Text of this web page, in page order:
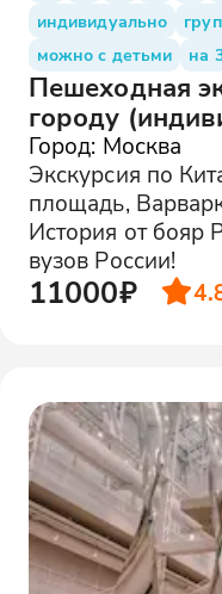
индивидуально
можно с детьми
на
Пешеходная
городу
Город: Москва
Экскурсия по
площадь,
История от бояр
вузов России!
11000₽